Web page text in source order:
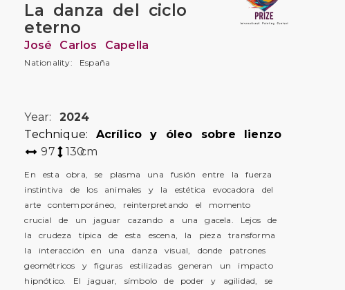
La danza del ciclo
eterno
José Carlos Capella
Nationality: España
Year: 2024
Technique: Acrílico y óleo sobre lienzo
97
130cm
En esta obra, se plasma una fusión entre la fuerza
instintiva de los animales y la estética evocadora del
arte contemporáneo, reinterpretando el momento
crucial de un jaguar cazando a una gacela. Lejos de
la crudeza típica de esta escena, la pieza transforma
la interacción en una danza visual, donde patrones
geométricos y figuras estilizadas generan un impacto
hipnótico. El jaguar, símbolo de poder y agilidad, se